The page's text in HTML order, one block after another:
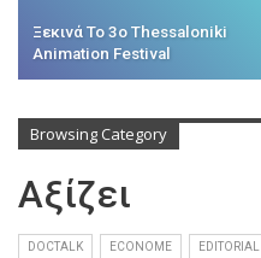
Ξεκινά Το 3ο Thessaloniki
Animation Festival
Browsing Category
Αξίζει
DOCTALK ECONOME EDITORIAL